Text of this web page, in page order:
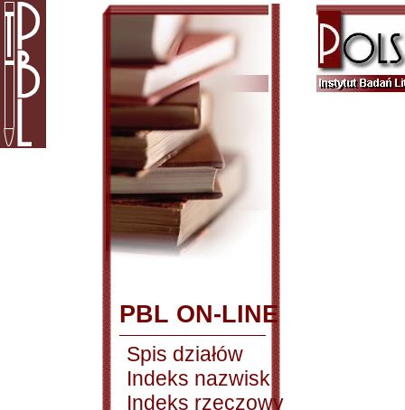
PBL ON-LINE
Spis działów
Indeks nazwisk
Indeks rzeczowy